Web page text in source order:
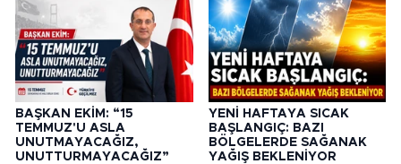
BAŞKAN EKİM: “15
TEMMUZ'U ASLA
UNUTMAYACAĞIZ,
UNUTTURMAYACAĞIZ”
YENİ HAFTAYA SICAK
BAŞLANGIÇ: BAZI
BÖLGELERDE SAĞANAK
YAĞIŞ BEKLENİYOR